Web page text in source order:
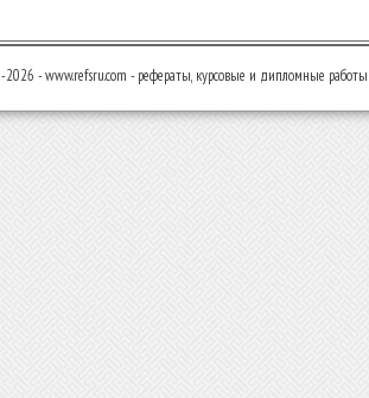
- www.refsru.com - рефераты, курсовые и дипломные работы